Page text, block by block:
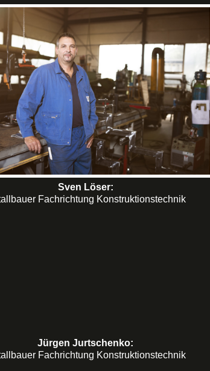
Sven Löser:
Fachrichtung Konstruktionstechnik
Jürgen Jurtschenko:
Fachrichtung Konstruktionstechnik